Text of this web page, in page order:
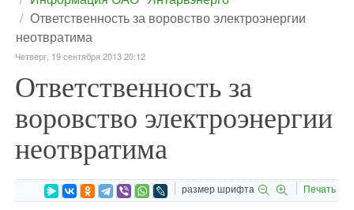
Ответственность за воровство электроэнергии
неотвратима
Четверг, 19 сентября 2013 20:12
Ответственность за
воровство электроэнергии
неотвратима
размер шрифта Печать